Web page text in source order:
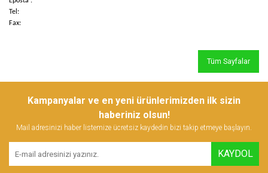
Tel:
Fax:
Tüm Sayfalar
Kampanyalar ve en yeni ürünlerimizden ilk sizin
haberiniz olsun!
Mail adresinizi haber listemize ücretsiz kaydedin bizi takip etmeye başlayın.
KAYDOL